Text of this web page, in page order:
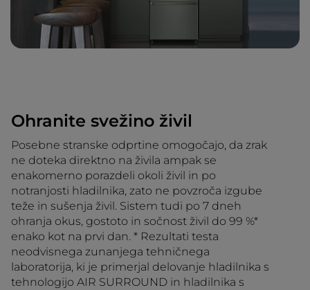
Ohranite svežino živil
Posebne stranske odprtine omogočajo, da zrak
ne doteka direktno na živila ampak se
enakomerno porazdeli okoli živil in po
notranjosti hladilnika, zato ne povzroča izgube
teže in sušenja živil. Sistem tudi po 7 dneh
ohranja okus, gostoto in sočnost živil do 99 %*
enako kot na prvi dan. * Rezultati testa
neodvisnega zunanjega tehničnega
laboratorija, ki je primerjal delovanje hladilnika s
tehnologijo AIR SURROUND in hladilnika s